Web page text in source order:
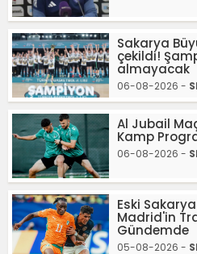
Sakarya
çekildi!
almayacak
06-08-2026 -
Al Jubail
Kamp
06-08-2026 -
Eski
Madrid'in
Gündemde
05-08-2026 -